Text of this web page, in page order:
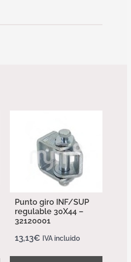
Punto giro INF/SUP
regulable 30X44 –
32120001
13,13€ IVA incluido